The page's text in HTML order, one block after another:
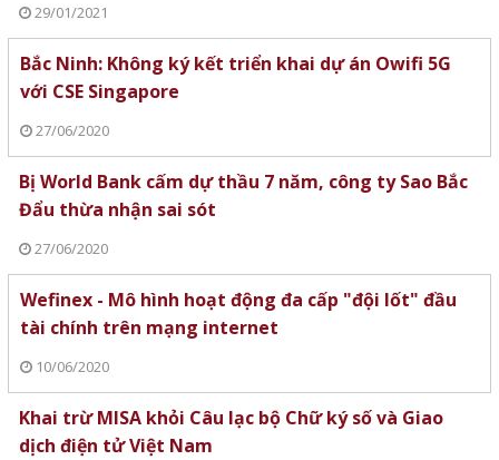
29/01/2021
Bắc Ninh: Không ký kết triển khai dự án Owifi 5G
với CSE Singapore
27/06/2020
Bị World Bank cấm dự thầu 7 năm, công ty Sao Bắc
Đẩu thừa nhận sai sót
27/06/2020
Wefinex - Mô hình hoạt động đa cấp "đội lốt" đầu
tài chính trên mạng internet
10/06/2020
Khai trừ MISA khỏi Câu lạc bộ Chữ ký số và Giao
dịch điện tử Việt Nam